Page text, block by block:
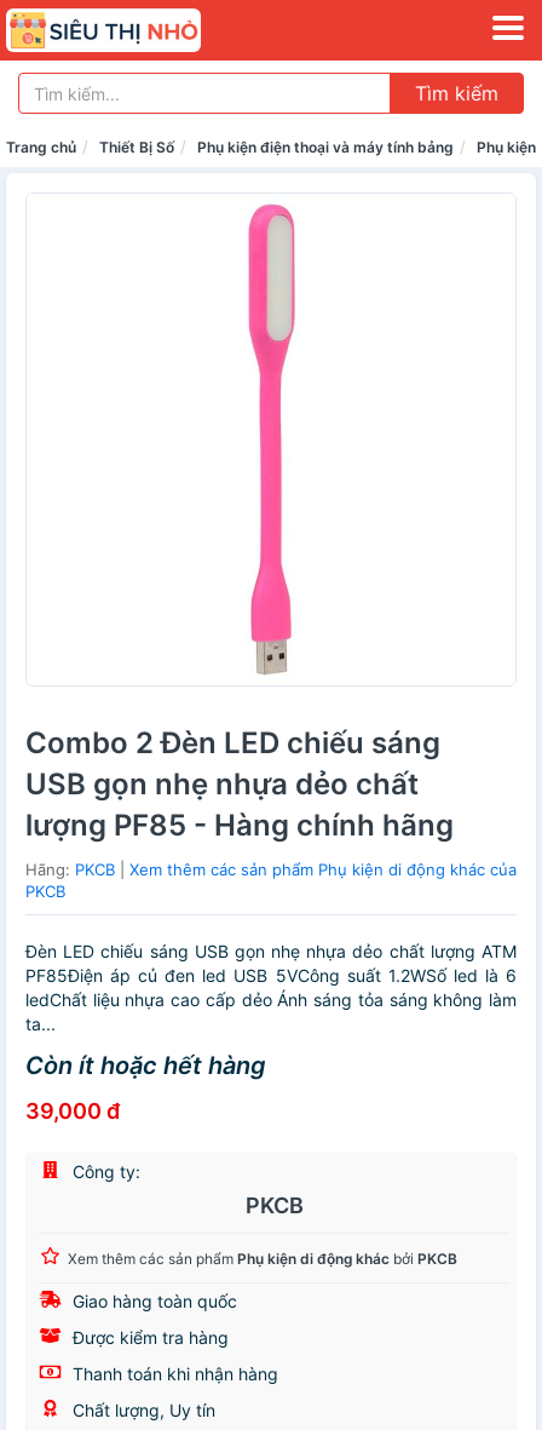
Tìm kiếm
Trang chủ Thiết Bị Số Phụ kiện điện thoại và máy tính bảng Phụ kiện
Combo 2 Đèn LED chiếu sáng
USB gọn nhẹ nhựa dẻo chất
lượng PF85 - Hàng chính hãng
Hãng: PKCB
Xem thêm các sản phẩm Phụ kiện di động khác của
PKCB
Đèn LED chiếu sáng USB gọn nhẹ nhựa dẻo chất lượng ATM
PF85Điện áp củ đen led USB 5VCông suất 1.2WSố led là 6
ledChất liệu nhựa cao cấp dẻo Ánh sáng tỏa sáng không làm
ta...
Còn ít hoặc hết hàng
39,000 đ
Công ty:
PKCB
Xem thêm các sản phẩm Phụ kiện di động khác bởi PKCB
Giao hàng toàn quốc
Được kiểm tra hàng
Thanh toán khi nhận hàng
Chất lượng, Uy tín